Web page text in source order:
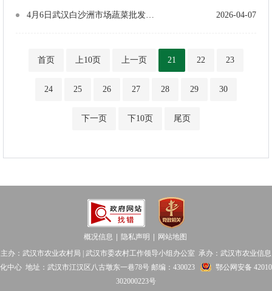
2026-04-07
首页 上10页 上一页 21 22 23
24 25 26 27 28 29 30
下一页 下10页 尾页
概况信息 隐私声明
网站地图
主办：武汉市农业农村局 | 武汉市委农村工作领导小组办公室 承办：武汉市农业信息
化中心 地址：武汉市江汉区八古墩东一巷78号 邮编：430023
鄂公网安备 42010
302000223号